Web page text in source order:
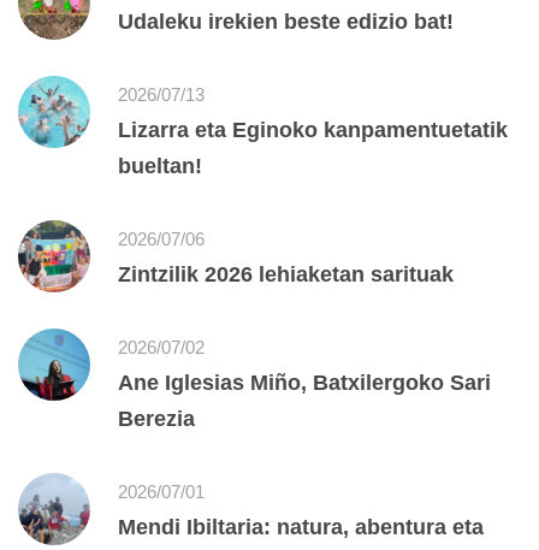
Udaleku irekien beste edizio bat!
2026/07/13
Lizarra eta Eginoko kanpamentuetatik
bueltan!
2026/07/06
Zintzilik 2026 lehiaketan sarituak
2026/07/02
Ane Iglesias Miño, Batxilergoko Sari
Berezia
2026/07/01
Mendi Ibiltaria: natura, abentura eta